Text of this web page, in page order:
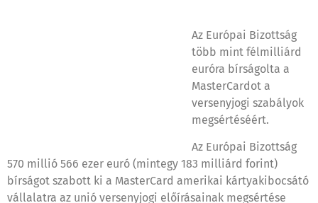
Az Európai Bizottság
több mint félmilliárd
euróra bírságolta a
MasterCardot a
versenyjogi szabályok
megsértéséért.
Az Európai Bizottság
570 millió 566 ezer euró (mintegy 183 milliárd forint)
bírságot szabott ki a MasterCard amerikai kártyakibocsátó
vállalatra az unió versenyjogi előírásainak megsértése